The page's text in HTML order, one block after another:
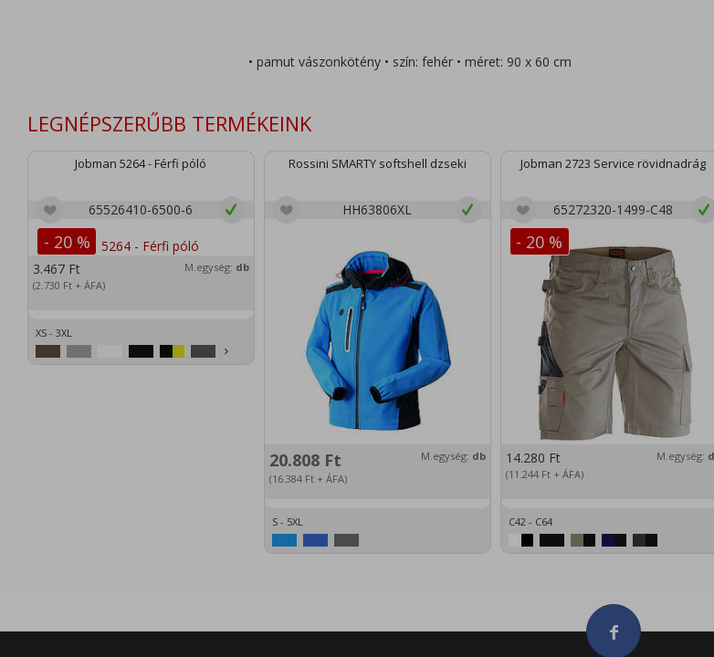
• pamut vászonkötény • szín: fehér • méret: 90 x 60 cm
LEGNÉPSZERŰBB TERMÉKEINK
Jobman 5264 - Férfi póló
65526410-6500-6
- 20 %
3.467 Ft
(2.730 Ft + ÁFA)
M.egység: db
XS - 3XL
Rossini SMARTY softshell dzseki
HH63806XL
20.808 Ft
(16.384 Ft+ ÁFA)
M.egység: db
S - 5XL
Jobman 2723 Service rövidnadrág
65272320-1499-C48
- 20 %
14.280 Ft
(11.244 Ft+ ÁFA)
M.egység:
C42 - C64